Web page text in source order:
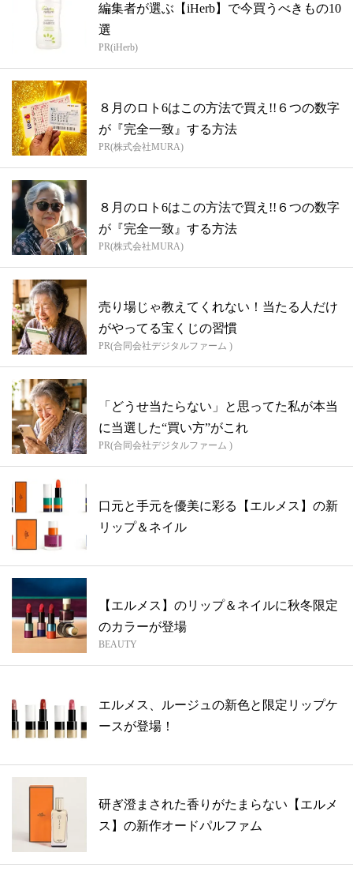
編集者が選ぶ【iHerb】で今買うべきもの10
選
PR(iHerb)
８月のロト6はこの方法で買え!!６つの数字
が『完全一致』する方法
PR(株式会社MURA)
８月のロト6はこの方法で買え!!６つの数字
が『完全一致』する方法
PR(株式会社MURA)
売り場じゃ教えてくれない！当たる人だけ
がやってる宝くじの習慣
PR(合同会社デジタルファーム )
「どうせ当たらない」と思ってた私が本当
に当選した“買い方”がこれ
PR(合同会社デジタルファーム )
口元と手元を優美に彩る【エルメス】の新
リップ＆ネイル
【エルメス】のリップ＆ネイルに秋冬限定
のカラーが登場
BEAUTY
エルメス、ルージュの新色と限定リップケ
ースが登場！
研ぎ澄まされた香りがたまらない【エルメ
ス】の新作オードパルファム